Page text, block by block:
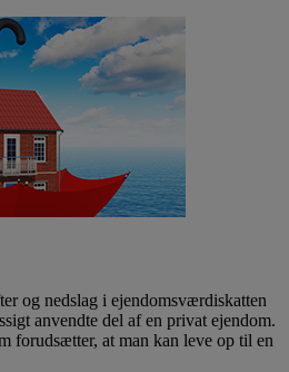
og nedslag i ejendomsværdiskatten
anvendte del af en privat ejendom.
forudsætter, at man kan leve op til en